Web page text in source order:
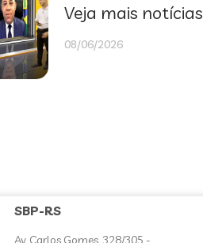
Veja mais notícias
08/06/2026
SBP-RS
Av. Carlos Gomes, 328/305 -